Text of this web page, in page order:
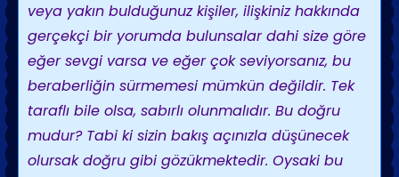
veya yakın bulduğunuz kişiler, ilişkiniz hakkında
gerçekçi bir yorumda bulunsalar dahi size göre
eğer sevgi varsa ve eğer çok seviyorsanız, bu
beraberliğin sürmemesi mümkün değildir. Tek
taraflı bile olsa, sabırlı olunmalıdır. Bu doğru
mudur? Tabi ki sizin bakış açınızla düşünecek
olursak doğru gibi gözükmektedir. Oysaki bu